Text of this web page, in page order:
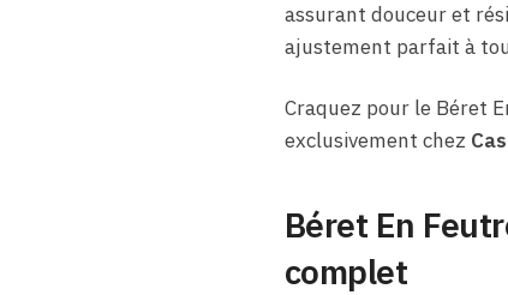
assurant douceur et
ajustement parfait à
Craquez pour le Béret
exclusivement chez
Béret En
complet